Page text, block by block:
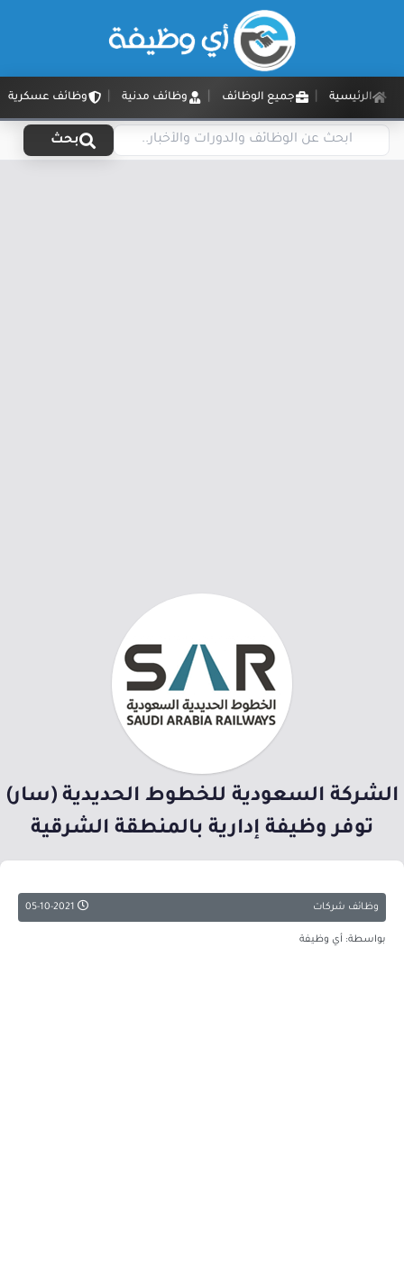
الرئيسية جميع الوظائف وظائف مدنية وظائف عسكرية
بحث
الشركة السعودية للخطوط الحديدية (سار)
توفر وظيفة إدارية بالمنطقة الشرقية
وظائف شركات
بواسطة: أي وظيفة